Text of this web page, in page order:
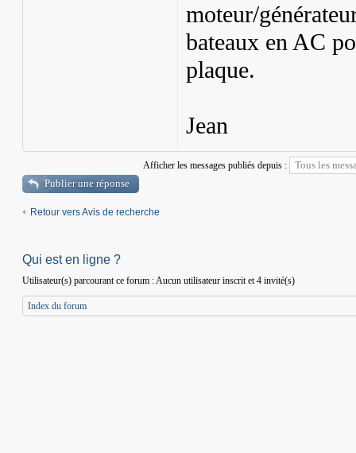
moteur/
bateaux en AC
plaque.
Jean
Afficher les messages publiés depuis :
Publier une réponse
Retour vers Avis de recherche
Qui est en ligne ?
Utilisateur(s) parcourant ce forum : Aucun utilisateur inscrit et 4 invité(s)
Index du forum